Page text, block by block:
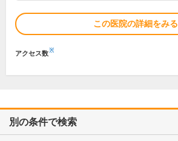
この医院の詳細をみる
アクセス数※
別の条件で検索